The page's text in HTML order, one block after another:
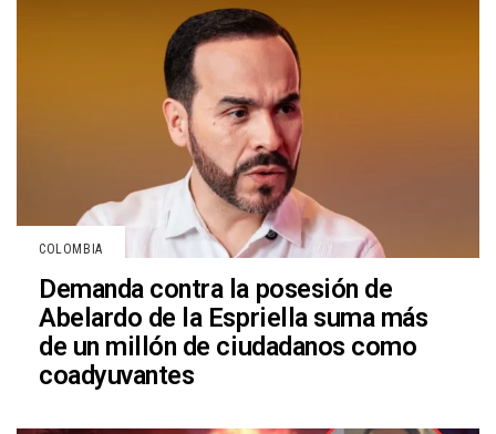
COLOMBIA
Demanda contra la posesión de
Abelardo de la Espriella suma más
de un millón de ciudadanos como
coadyuvantes